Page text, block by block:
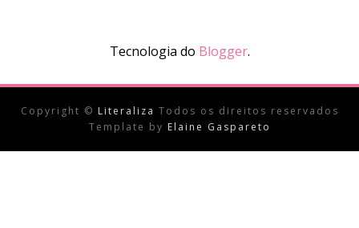
Tecnologia do Blogger.
Copyright © Literaliza Todos os direitos reservados
Template by Elaine Gaspareto